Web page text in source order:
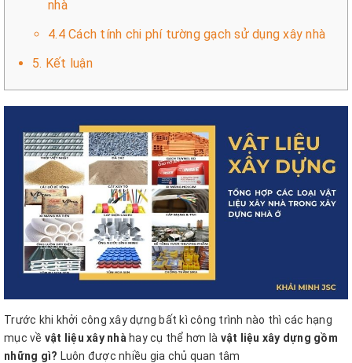
nhà
4.4 Cách tính chi phí tường gạch sử dụng xây nhà
5. Kết luận
Trước khi khởi công xây dựng bất kì công trình nào thì các hạng
mục về vật liệu xây nhàhay cụ thể hơn là vật liệu xây dựng gồm
những gì? Luôn được nhiều gia chủ quan tâm